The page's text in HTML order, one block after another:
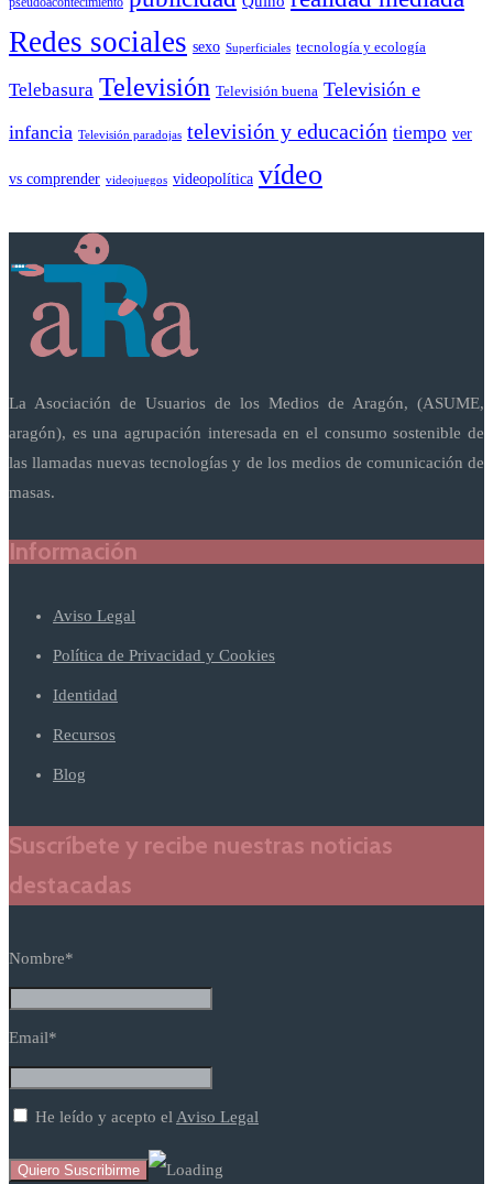
Redes sociales sexo Superficiales tecnología y ecología
Telebasura Televisión Televisión buena Televisión e
infancia Televisión paradojas televisión y educación tiempo ver
vs comprender videojuegos videopolítica vídeo
La Asociación de Usuarios de los Medios de Aragón, (ASUME,
aragón), es una agrupación interesada en el consumo sostenible de
las llamadas nuevas tecnologías y de los medios de comunicación de
masas.
Información
Aviso Legal
Política de Privacidad y Cookies
Identidad
Recursos
Blog
Suscríbete y recibe nuestras noticias
destacadas
Nombre*
Email*
He leído y acepto el Aviso Legal